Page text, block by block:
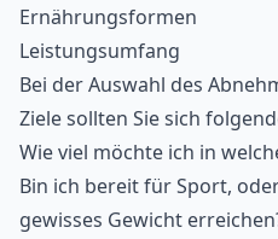
Ernährungsformen
Leistungsumfang
Bei der Auswahl des
Ziele sollten Sie sich
Wie viel möchte ich in
Bin ich bereit für Sport,
gewisses Gewicht